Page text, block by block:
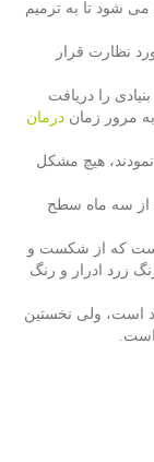
شود تا به ترمیم
این روش تا ۳ ماه مورد نظارت قرار
را دریافت
مرور زمان درمان
هیچ مشكل
از سه ماه سطح
است كه از شكست و
زرد ادرار و رنگ
است، ولی نخستین